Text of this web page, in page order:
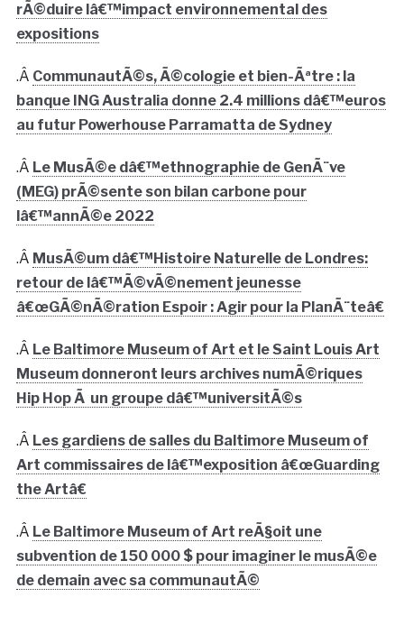
rÃ©duire lâ€™impact environnemental des
expositions
.Â CommunautÃ©s, Ã©cologie et bien-Ãªtre : la
banque ING Australia donne 2.4 millions dâ€™euros
au futur Powerhouse Parramatta de Sydney
.Â Le MusÃ©e dâ€™ethnographie de GenÃ¨ve
(MEG) prÃ©sente son bilan carbone pour
lâ€™annÃ©e 2022
.Â MusÃ©um dâ€™Histoire Naturelle de Londres:
retour de lâ€™Ã©vÃ©nement jeunesse
â€œGÃ©nÃ©ration Espoir : Agir pour la PlanÃ¨teâ€
.Â Le Baltimore Museum of Art et le Saint Louis Art
Museum donneront leurs archives numÃ©riques
Hip Hop Ã un groupe dâ€™universitÃ©s
.Â Les gardiens de salles du Baltimore Museum of
Art commissaires de lâ€™exposition â€œGuarding
the Artâ€
.Â Le Baltimore Museum of Art reÃ§oit une
subvention de 150 000 $ pour imaginer le musÃ©e
de demain avec sa communautÃ©